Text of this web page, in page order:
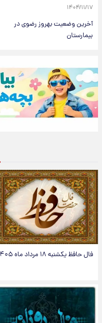
۱۴۰۴/۱۱/۱۷
آخرین وضعیت بهروز رضوی در
بیمارستان
فال حافظ یکشنبه ۱۸ مرداد ماه ۱۴۰۵